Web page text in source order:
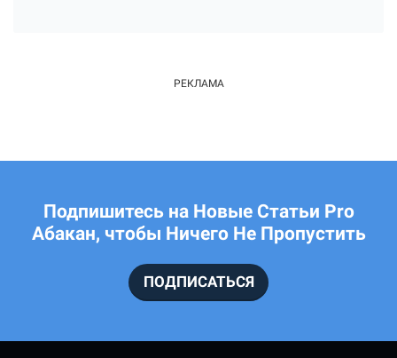
Подпишитесь на Новые Статьи Pro
Абакан, чтобы Ничего Не Пропустить
ПОДПИСАТЬСЯ